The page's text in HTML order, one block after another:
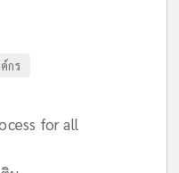
กร
for all